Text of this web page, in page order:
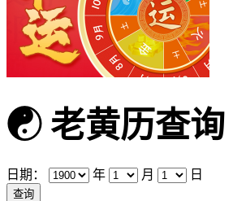
☯老黄历查询
日期： 年 月 日